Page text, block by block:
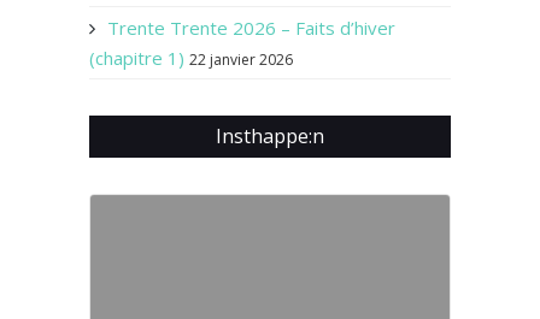
Trente Trente 2026 – Faits d’hiver
(chapitre 1) 22 janvier 2026
Insthappe:n